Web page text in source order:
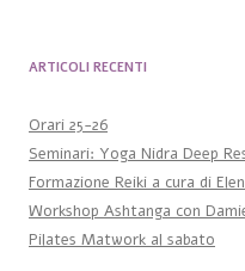
ARTICOLI RECENTI
Orari 25-26
Seminari: Yoga Nidra Deep
Formazione Reiki a cura di
Workshop Ashtanga con
Pilates Matwork al sabato